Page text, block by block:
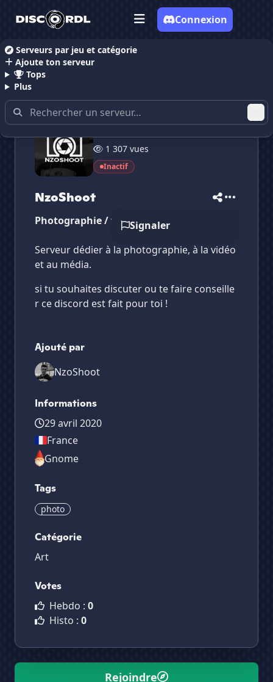
Serveurs par jeu et catégorie
Ajoute ton serveur
Tops
Plus
Connexion
Accueil Serveurs Discord Dessin
1 307 vues
Inactif
NzoShoot
Signaler
Photographie / vidéo
Serveur dédier à la photographie, à la vidéo
et au média.
si tu souhaites discuter ou te faire conseille
r ce discord est fait pour toi !
Ajouté par
NzoShoot
Informations
29 avril 2020
France
Gnome
Tags
photo
Catégorie
Art
Votes
Hebdo : 0
Histo : 0
Rejoindre
Vote pourNzoShoot
Es-tu sûr de vouloir supprimer ton avis de ce